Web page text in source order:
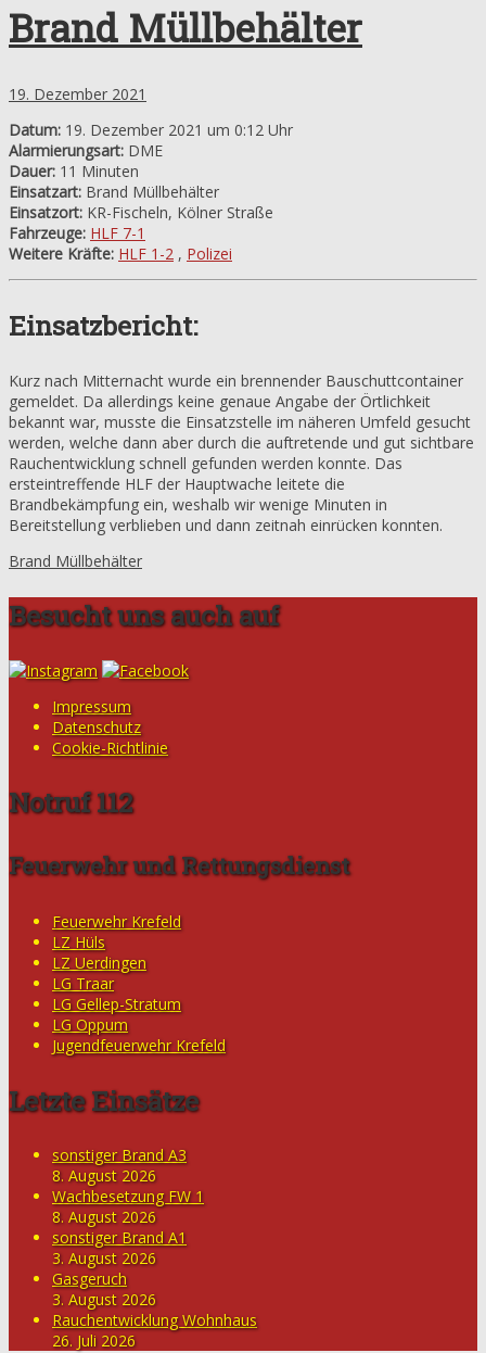
Brand Müllbehälter
19. Dezember 2021
Datum: 19. Dezember 2021 um 0:12 Uhr
Alarmierungsart: DME
Dauer: 11 Minuten
Einsatzart: Brand Müllbehälter
Einsatzort: KR-Fischeln, Kölner Straße
Fahrzeuge: HLF 7-1
Weitere Kräfte: HLF 1-2 , Polizei
Einsatzbericht:
Kurz nach Mitternacht wurde ein brennender Bauschuttcontainer
gemeldet. Da allerdings keine genaue Angabe der Örtlichkeit
bekannt war, musste die Einsatzstelle im näheren Umfeld gesucht
werden, welche dann aber durch die auftretende und gut sichtbare
Rauchentwicklung schnell gefunden werden konnte. Das
ersteintreffende HLF der Hauptwache leitete die
Brandbekämpfung ein, weshalb wir wenige Minuten in
Bereitstellung verblieben und dann zeitnah einrücken konnten.
Brand Müllbehälter
Besucht uns auch auf
Impressum
Datenschutz
Cookie-Richtlinie
Notruf 112
Feuerwehr und Rettungsdienst
Feuerwehr Krefeld
LZ Hüls
LZ Uerdingen
LG Traar
LG Gellep-Stratum
LG Oppum
Jugendfeuerwehr Krefeld
Letzte Einsätze
sonstiger Brand A3
8. August 2026
Wachbesetzung FW 1
8. August 2026
sonstiger Brand A1
3. August 2026
Gasgeruch
3. August 2026
Rauchentwicklung Wohnhaus
26. Juli 2026